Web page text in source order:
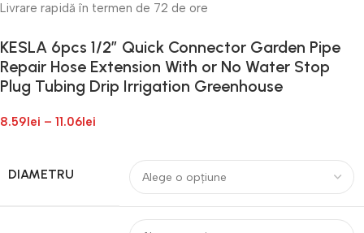
Livrare rapidă în termen de 72 de ore
KESLA 6pcs 1/2” Quick Connector Garden Pipe
Repair Hose Extension With or No Water Stop
Plug Tubing Drip Irrigation Greenhouse
8.59lei – 11.06lei
DIAMETRU